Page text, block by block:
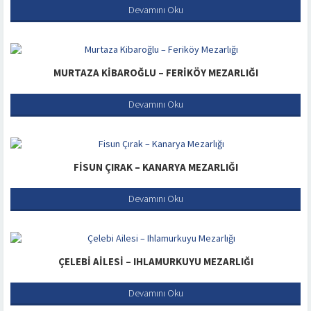
Devamını Oku
MURTAZA KIBAROĞLU – FERIKÖY MEZARLIĞI
Devamını Oku
FISUN ÇIRAK – KANARYA MEZARLIĞI
Devamını Oku
ÇELEBI AILESI – IHLAMURKUYU MEZARLIĞI
Devamını Oku